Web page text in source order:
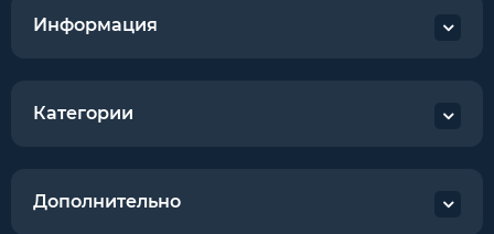
Информация
Категории
Дополнительно